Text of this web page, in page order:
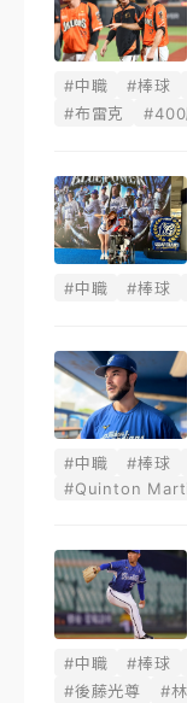
#中職 #棒球
#布雷克
#400
#中職 #棒球
#中職 #棒球
#Quinton
#中職 #棒球
#後藤光尊
#